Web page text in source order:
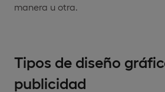
manera u otra.
Tipos de diseño
publicidad